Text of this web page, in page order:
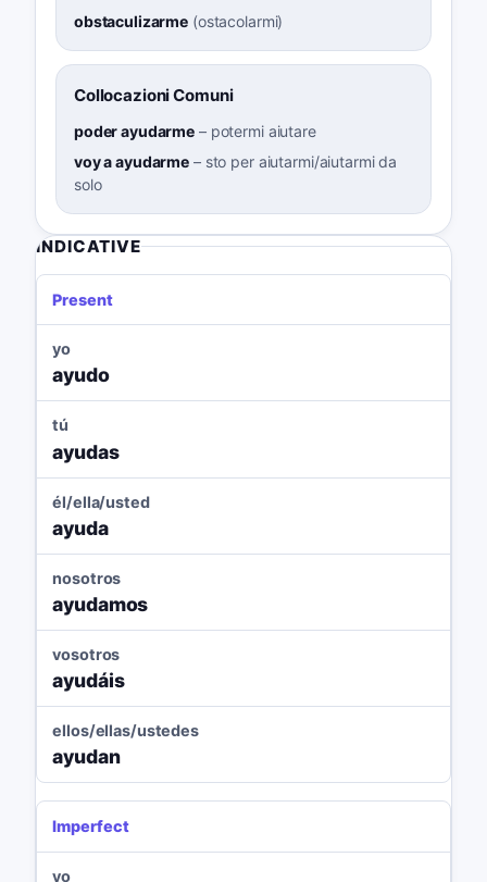
obstaculizarme (ostacolarmi)
Collocazioni Comuni
poder ayudarme – potermi aiutare
voy a ayudarme – sto per aiutarmi/aiutarmi da
solo
INDICATIVE
Present
yo
ayudo
tú
ayudas
él/ella/usted
ayuda
nosotros
ayudamos
vosotros
ayudáis
ellos/ellas/ustedes
ayudan
Imperfect
yo